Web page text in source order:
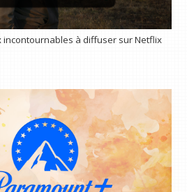
incontournables à diffuser sur Netflix